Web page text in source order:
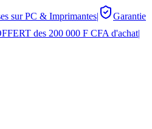
sur PC & Imprimantes|
Garantie
des 200 000 F CFA d'achat|